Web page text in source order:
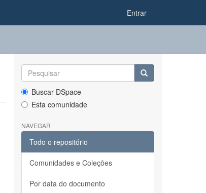
Entrar
Buscar DSpace
Esta comunidade
NAVEGAR
Todo o repositório
Comunidades e Coleções
Por data do documento